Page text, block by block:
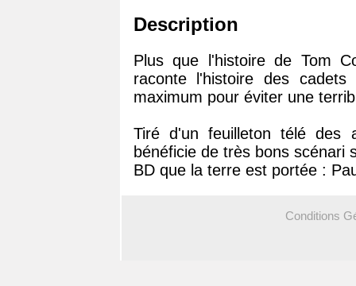
Description
Plus que l'histoire de Tom
raconte l'histoire des
maximum pour éviter une
Tiré d'un feuilleton télé des
bénéficie de très bons scénari
BD que la terre est portée :
Conditions